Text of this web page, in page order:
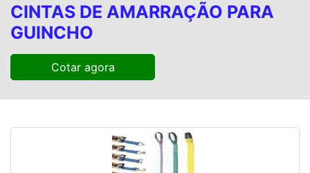
CINTAS DE AMARRAÇÃO PARA
GUINCHO
Cotar agora